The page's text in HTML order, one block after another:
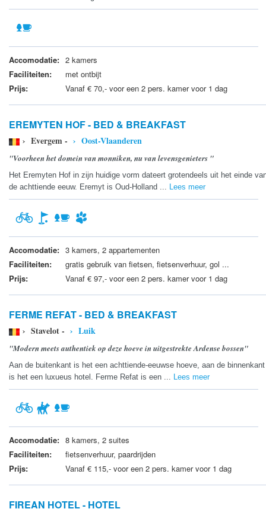
Accomodatie: 2 kamers
Faciliteiten:
met ontbijt
Prijs:
Vanaf € 70,- voor een 2 pers. kamer voor 1 dag
EREMYTEN HOF - BED & BREAKFAST
› Evergem - › Oost-Vlaanderen
"Voorheen het domein van monniken, nu van levensgenieters "
Het Eremyten Hof in zijn huidige vorm dateert grotendeels uit het einde
de achttiende eeuw. Eremyt is Oud-Holland ... Lees meer
Accomodatie: 3 kamers, 2 appartementen
Faciliteiten:
gratis gebruik van fietsen, fietsenverhuur, gol ...
Prijs:
Vanaf € 97,- voor een 2 pers. kamer voor 1 dag
FERME REFAT - BED & BREAKFAST
› Stavelot - › Luik
"Modern meets authentiek op deze hoeve in uitgestrekte Ardense bossen"
Aan de buitenkant is het een achttiende-eeuwse hoeve, aan de binnenkant
is het een luxueus hotel. Ferme Refat is een ... Lees meer
Accomodatie: 8 kamers, 2 suites
Faciliteiten:
fietsenverhuur, paardrijden
Prijs:
Vanaf € 115,- voor een 2 pers. kamer voor 1 dag
FIREAN HOTEL - HOTEL